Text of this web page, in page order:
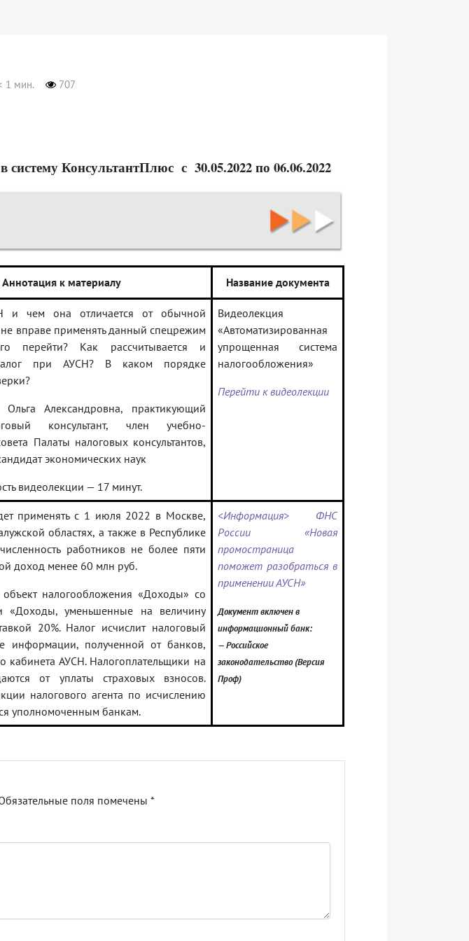
1 мин. 707
КонсультантПлюс с 30.05.2022 по 06.06.2022
Аннотация к материалу Название документа
и чем она отличается от обычной
вправе применять данный спецрежим
перейти? Как рассчитывается и
налог при АУСН? В каком порядке
Александровна, практикующий
консультант, член учебно-
Палаты налоговых консультантов,
экономических наук
видеолекции — 17 минут.
Видеолекция
«Автоматизированная
упрощенная система
налогообложения»
Перейти к видеолекции
применять с 1 июля 2022 в Москве,
областях, а также в Республике
работников не более пяти
доход менее 60 млн руб.
налогообложения «Доходы» со
«Доходы, уменьшенные на величину
20%. Налог исчислит налоговый
информации, полученной от банков,
кабинета АУСН. Налогоплательщики на
от уплаты страховых взносов.
налогового агента по исчислению
уполномоченным банкам.
<Информация> ФНС
России «Новая
промостраница
поможет разобраться в
применении АУСН»
Документ включен в
информационный банк:
— Российское
законодательство (Версия
Проф)
поля помечены *